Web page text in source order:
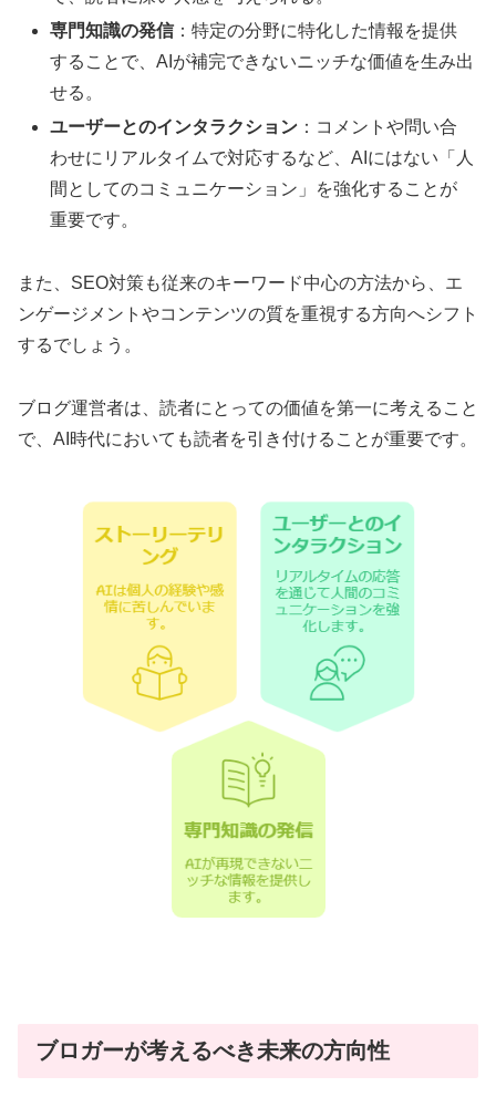
専門知識の発信：特定の分野に特化した情報を提供
することで、AIが補完できないニッチな価値を生み出
せる。
ユーザーとのインタラクション ：コメントや問い合
わせにリアルタイムで対応するなど、AIにはない「人
間としてのコミュニケーション」を強化することが
重要です。
また、SEO対策も従来のキーワード中心の方法から、エ
ンゲージメントやコンテンツの質を重視する方向へシフト
するでしょう。
ブログ運営者は、読者にとっての価値を第一に考えること
で、AI時代においても読者を引き付けることが重要です。
ブロガーが考えるべき未来の方向性